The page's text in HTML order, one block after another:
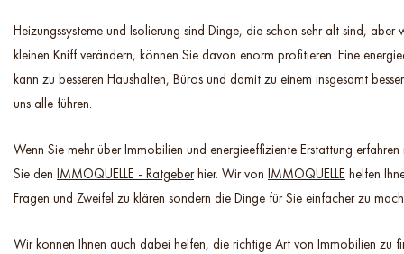
Heizungssysteme und Isolierung sind Dinge, die schon sehr alt sind, aber
kleinen Kniff verändern, können Sie davon enorm profitieren. Eine
kann zu besseren Haushalten, Büros und damit zu einem insgesamt
uns alle führen.
Wenn Sie mehr über Immobilien und energieeffiziente Erstattung
Sie den IMMOQUELLE - Ratgeberhier. Wir von IMMOQUELLE helfen
Fragen und Zweifel zu klären sondern die Dinge für Sie einfacher zu
Wir können Ihnen auch dabei helfen, die richtige Art von Immobilien zu